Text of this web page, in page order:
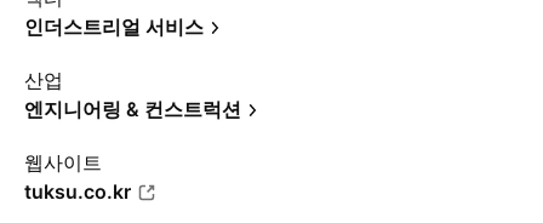
인더스트리얼 서비스
산업
엔지니어링 & 컨스트럭션
웹사이트
tuksu.co.kr